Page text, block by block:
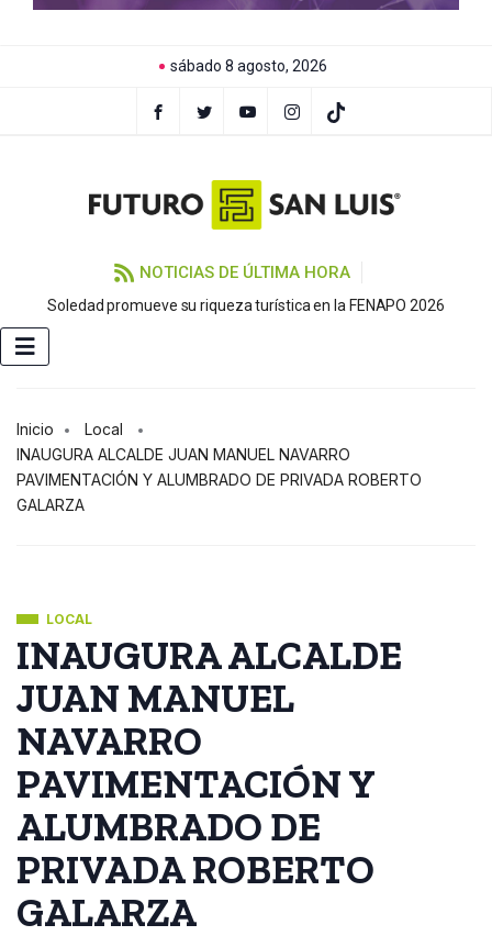
sábado 8 agosto, 2026
NOTICIAS DE ÚLTIMA HORA
Soledad promueve su riqueza turística en la FENAPO 2026
Inicio
Local
INAUGURA ALCALDE JUAN MANUEL NAVARRO
PAVIMENTACIÓN Y ALUMBRADO DE PRIVADA ROBERTO
GALARZA
LOCAL
INAUGURA ALCALDE
JUAN MANUEL
NAVARRO
PAVIMENTACIÓN Y
ALUMBRADO DE
PRIVADA ROBERTO
GALARZA